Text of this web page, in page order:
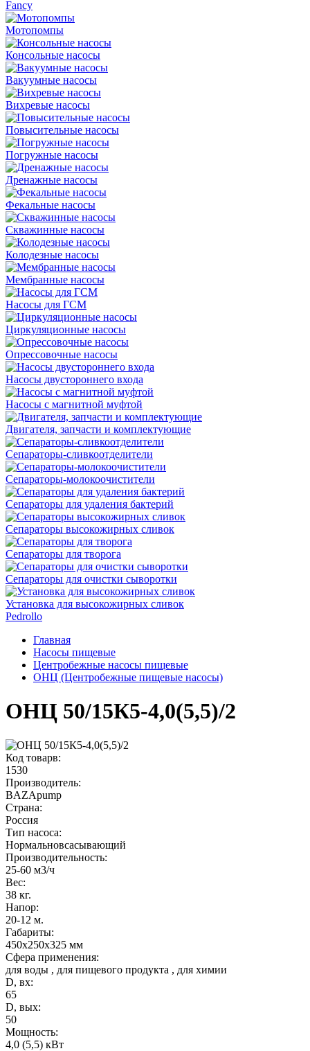
Fancy
Мотопомпы
Консольные насосы
Вакуумные насосы
Вихревые насосы
Повысительные насосы
Погружные насосы
Дренажные насосы
Фекальные насосы
Скважинные насосы
Колодезные насосы
Мембранные насосы
Насосы для ГСМ
Циркуляционные насосы
Опрессовочные насосы
Насосы двустороннего входа
Насосы с магнитной муфтой
Двигателя, запчасти и комплектующие
Сепараторы-сливкоотделители
Сепараторы-молокоочистители
Сепараторы для удаления бактерий
Сепараторы высокожирных сливок
Сепараторы для творога
Сепараторы для очистки сыворотки
Установка для высокожирных сливок
Pedrollo
Главная
Насосы пищевые
Центробежные насосы пищевые
ОНЦ (Центробежные пищевые насосы)
ОНЦ 50/15К5-4,0(5,5)/2
Код товарв:
1530
Производитель:
BAZApump
Страна:
Россия
Тип насоса:
Нормальновсасывающий
Производительность:
25-60 м3/ч
Вес:
38 кг.
Напор:
20-12 м.
Габариты:
450x250x325 мм
Сфера применения:
для воды , для пищевого продукта , для химии
D, вх:
65
D, вых:
50
Мощность:
4,0 (5,5) кВт